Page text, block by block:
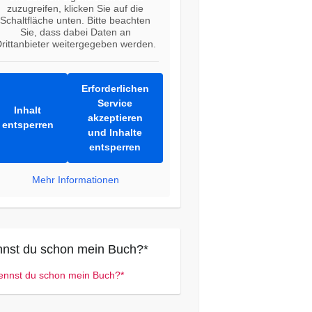
zuzugreifen, klicken Sie auf die
Schaltfläche unten. Bitte beachten
Sie, dass dabei Daten an
weitergegeben werden.
Inhalt
entsperren
Erforderlichen
Service
akzeptieren
und Inhalte
entsperren
Mehr Informationen
du schon mein Buch?*